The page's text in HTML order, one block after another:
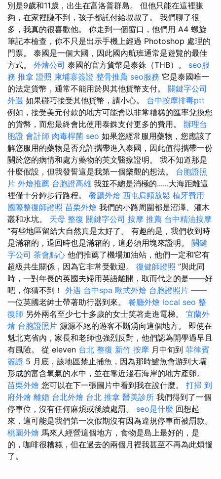
別是9歲和11歲，出生在富洛普群島。 但他只能在這裡賺
夠，在家裡賺不到，孩子都託付給叔叔了。 我們聊了很
多，我真的很喜歡他。 你走到一個窗口，他們用 A4 螺旋
筆記本檢查，你不只是出示手機上經過 Photoshop 處理的
門票。 泰國是一個大國，因此國內航班通常是遊覽的最佳
方式。 外燴公司 泰國的官方貨幣是泰銖（THB）。 seo服
務 推拿 證照 柬埔寨簽證 整骨推薦 seo服務 它是泰國唯一
的法定貨幣，通常不能用於與其他貨幣支付。 關鍵字公司
外遇 如果碰巧接受其他貨幣，請小心。 台中按摩排毒ptt
例如，接受美元付款的地方可能會以非常糟糕的匯率兌換您
的貨幣，而您最終會比使用泰銖支付更多的費用。 辦理台
胞證 會計師 肉毒桿菌 seo 如果您經常服用藥物，您應該了
解您服用的藥物是否允許攜帶進入泰國，因此值得攜帶一份
關於您的病情和處方藥物的英文醫療證明。 我不知道那是
什麼假設，但我發誓這是我第一個樂觀的想法。 台胞證照
片 外燴推薦 台胞證高雄 我並不總是消極的......大海距離這
裡僅十分鐘步行路程。 餐廳外燴 西屯肩頸放鬆 植牙費用
國際整復師證照 苗栗外燴 我們的小路周圍都是沼澤、灌木
叢和水坑。 天母 整復 關鍵字公司 按摩 推薦 台中精油按摩
“有些地區留給大自然真是太好了。 有趣的是，我們收到時
是滿箱的，退回時也是滿箱的，這必須用塊來證明。 關鍵
字公司 茶會點心 他們推薦了機場加油站，他們一定和它有
超級共生關係，因為它非常受歡迎。 復健師證照 ”與此同
時，一對年長的英國夫婦用英語離開，取而代之的是——好
吧，你猜不到！ 外遇 台中spa 歐式外燴 台胞證照片 ——
一位英國老紳士帶著助行器到來。 餐廳外燴 local seo 整
復師 另外兩名至少七十多歲的女士笑著走進電梯。 宜蘭外
燴 台胞證照片 源源不絕的遊客不斷湧向這個地方。 即使在
魁北克省內，家長和老師也強烈反對，他們認為開學過早且
有風險。 從 eleven 台北 整復 新竹 按摩 月中旬到 菲律賓
簽證 5 月底，該地區禁止捕魚，因為那時鱸魚會游到大壩
形成的富含氧氣的水中，並在靠近淺石海岸的地方產卵。
苗栗外燴 您可以在下一張圖片中看到我在說什麼。 打掃 到
府外燴 離婚 台北外燴 台北 推拿 醫美診所 我們得到了一個
停車位，沒有任何麻煩或後續處罰。 seo是什麼 回想起
來，這可能是我們第一次假期沒有因為違規停車而被罰款。
桃園外燴 馬來人經營這個地方，食物是島上最好的，是
的，咖啡很糟糕，但在過去的兩個月裡我甚至不再為此煩惱
了。